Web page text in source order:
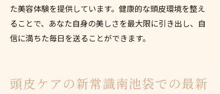
た美容体験を提供しています。健康的な頭皮環境を整え
ることで、あなた自身の美しさを最大限に引き出し、自
信に満ちた毎日を送ることができます。
頭皮ケアの新常識南池袋での最新